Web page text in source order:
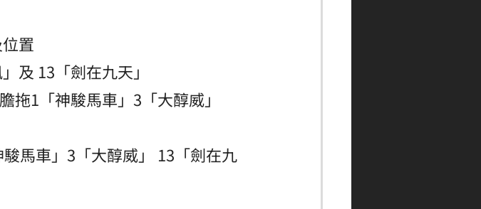
置
及 13「劍在九天」
拖1「神駿馬車」3「大醇威」
馬車」3「大醇威」 13「劍在九